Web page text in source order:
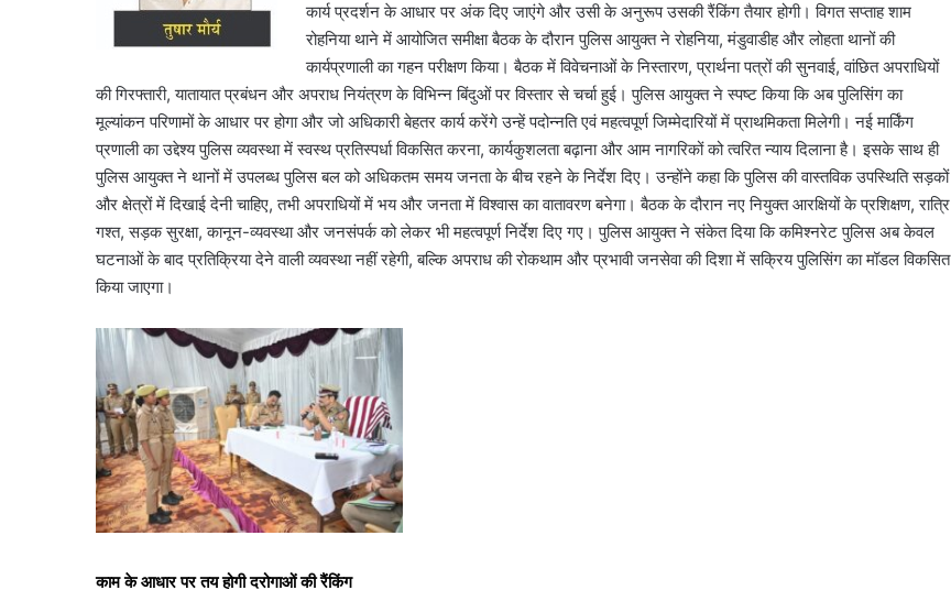
कार्य प्रदर्शन के आधार पर अंक दिए जाएंगे और उसी के अनुरूप उसकी रैंकिंग तैयार होगी। विगत सप्ताह शाम
रोहनिया थाने में आयोजित समीक्षा बैठक के दौरान पुलिस आयुक्त ने रोहनिया, मंडुवाडीह और लोहता थानों की
कार्यप्रणाली का गहन परीक्षण किया। बैठक में विवेचनाओं के निस्तारण, प्रार्थना पत्रों की सुनवाई, वांछित अपराधियों
की गिरफ्तारी, यातायात प्रबंधन और अपराध नियंत्रण के विभिन्न बिंदुओं पर विस्तार से चर्चा हुई। पुलिस आयुक्त ने स्पष्ट किया कि अब पुलिसिंग का
मूल्यांकन परिणामों के आधार पर होगा और जो अधिकारी बेहतर कार्य करेंगे उन्हें पदोन्नति एवं महत्वपूर्ण जिम्मेदारियों में प्राथमिकता मिलेगी। नई मार्किंग
प्रणाली का उद्देश्य पुलिस व्यवस्था में स्वस्थ प्रतिस्पर्धा विकसित करना, कार्यकुशलता बढ़ाना और आम नागरिकों को त्वरित न्याय दिलाना है। इसके साथ ही
पुलिस आयुक्त ने थानों में उपलब्ध पुलिस बल को अधिकतम समय जनता के बीच रहने के निर्देश दिए। उन्होंने कहा कि पुलिस की वास्तविक उपस्थिति सड़कों
और क्षेत्रों में दिखाई देनी चाहिए, तभी अपराधियों में भय और जनता में विश्वास का वातावरण बनेगा। बैठक के दौरान नए नियुक्त आरक्षियों के प्रशिक्षण, रात्रि
गश्त, सड़क सुरक्षा, कानून-व्यवस्था और जनसंपर्क को लेकर भी महत्वपूर्ण निर्देश दिए गए। पुलिस आयुक्त ने संकेत दिया कि कमिश्नरेट पुलिस अब केवल
घटनाओं के बाद प्रतिक्रिया देने वाली व्यवस्था नहीं रहेगी, बल्कि अपराध की रोकथाम और प्रभावी जनसेवा की दिशा में सक्रिय पुलिसिंग का मॉडल विकसित
किया जाएगा।
काम के आधार पर तय होगी दरोगाओं की रैंकिंग